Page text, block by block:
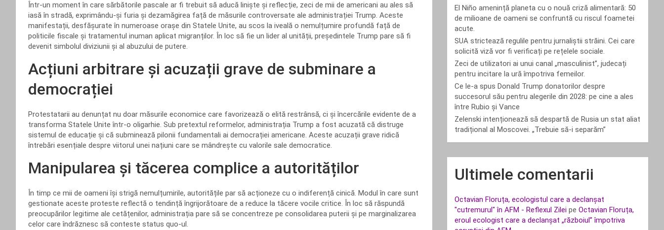
Într-un moment în care sărbătorile pascale ar fi trebuit să aducă liniște și reflecție, zeci de mii de americani au ales să
iasă în stradă, exprimându-și furia și dezamăgirea față de măsurile controversate ale administrației Trump. Aceste
manifestații, desfășurate în numeroase orașe din Statele Unite, au scos la iveală o nemulțumire profundă față de
politicile fiscale și tratamentul inuman aplicat migranților. În loc să fie un lider al unității, președintele Trump pare să fi
devenit simbolul diviziunii și al abuzului de putere.
Acțiuni arbitrare și acuzații grave de subminare a
democrației
Protestatarii au denunțat nu doar măsurile economice care favorizează o elită restrânsă, ci și încercările evidente de a
transforma Statele Unite într-o oligarhie. Sub pretextul reformelor, administrația Trump a fost acuzată că distruge
sistemul de educație și că subminează pilonii fundamentali ai democrației americane. Aceste acuzații grave ridică
întrebări esențiale despre viitorul unei națiuni care se mândrește cu valorile sale democratice.
Manipularea și tăcerea complice a autorităților
În timp ce mii de oameni își strigă nemulțumirile, autoritățile par să acționeze cu o indiferență cinică. Modul în care sunt
gestionate aceste proteste reflectă o tendință îngrijorătoare de a reduce la tăcere vocile critice. În loc să răspundă
preocupărilor legitime ale cetățenilor, administrația pare să se concentreze pe consolidarea puterii și pe marginalizarea
celor care îndrăznesc să conteste status quo-ul.
El Niño amenință planeta cu o nouă criză alimentară: 50
de milioane de oameni se confruntă cu riscul foametei
acute.
SUA strictează regulile pentru jurnaliștii străini. Cei care
solicită viză vor fi verificați pe rețelele sociale.
Zeci de utilizatori ai unui canal „masculinist”, judecați
pentru incitare la ură împotriva femeilor.
Ce le-a spus Donald Trump donatorilor despre
succesorul său pentru alegerile din 2028: pe cine a ales
între Rubio și Vance
Zelenski intenționează să despartă de Rusia un stat aliat
tradițional al Moscovei. „Trebuie să-i separăm”
Ultimele comentarii
Octavian Floruța, ecologistul care a declanșat
"cutremurul" în AFM - Reflexul Zilei peOctavian Floruța,
eroul ecologist care a declanșat „războiul” împotriva